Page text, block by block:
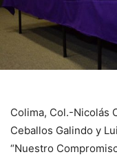
Colima, Col.-Nicolás
Ceballos Galindo y
“Nuestro